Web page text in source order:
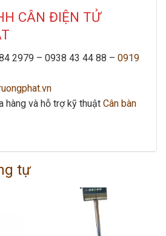
CÂN ĐIỆN TỬ
2979 – 0938 43 44 88 – 0919
hàng và hỗ trợ kỹ thuật Cân bàn
tự